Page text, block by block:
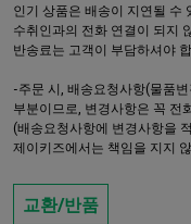
인기 상품은 배송이 지연될 수
수취인과의 전화 연결이 되지
반송료는 고객이 부담하셔야
-주문 시, 배송요청사항(물품
부분이므로, 변경사항은 꼭 전
(배송요청사항에 변경사항을
제이키즈에서는 책임을 지지
교환/반품